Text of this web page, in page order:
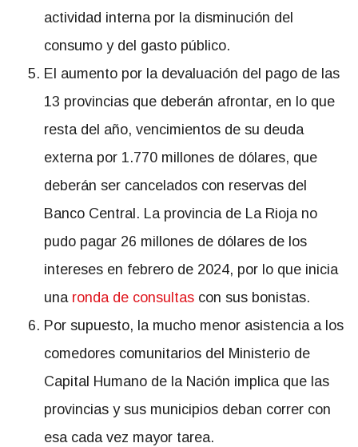
actividad interna por la disminución del
consumo y del gasto público.
El aumento por la devaluación del pago de las
13 provincias que deberán afrontar, en lo que
resta del año, vencimientos de su deuda
externa por 1.770 millones de dólares, que
deberán ser cancelados con reservas del
Banco Central. La provincia de La Rioja no
pudo pagar 26 millones de dólares de los
intereses en febrero de 2024, por lo que inicia
una ronda de consultas con sus bonistas.
Por supuesto, la mucho menor asistencia a los
comedores comunitarios del Ministerio de
Capital Humano de la Nación implica que las
provincias y sus municipios deban correr con
esa cada vez mayor tarea.